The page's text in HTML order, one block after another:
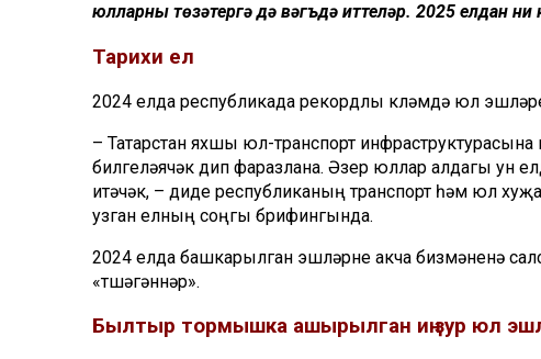
юлларны төзәтергә дә вәгъдә иттеләр. 2025 елдан ни
Тарихи ел
2024 елда республикада рекордлы күләмдә юл
– Татарстан яхшы юл-транспорт инфраструктурасына
билгеләячәк дип фаразлана. Әзер юллар алдагы ун
итәчәк, – диде республиканың транспорт һәм юл
узган елның соңгы брифингында.
2024 елда башкарылган эшләрне акча бизмәненә
«түшәгәннәр».
Былтыр тормышка ашырылган иң зур юл